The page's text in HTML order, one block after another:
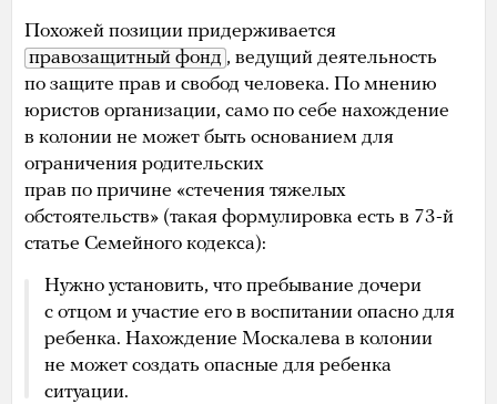
Похожей позиции придерживается
правозащитный фонд , ведущий деятельность
по защите прав и свобод человека. По мнению
юристов организации, само по себе нахождение
в колонии не может быть основанием для
ограничения родительских
прав по причине «стечения тяжелых
обстоятельств» (такая формулировка есть в 73-й
статье Семейного кодекса):
Нужно установить, что пребывание дочери
с отцом и участие его в воспитании опасно для
ребенка. Нахождение Москалева в колонии
не может создать опасные для ребенка
ситуации.